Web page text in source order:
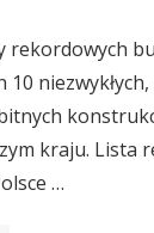
rekordowych
10
kraju. Lista
…